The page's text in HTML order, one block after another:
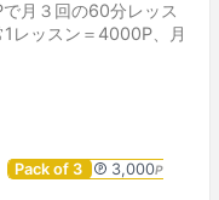
月３回の60分レッス
レッスン＝4000P、月
Pack of 3 3,000P